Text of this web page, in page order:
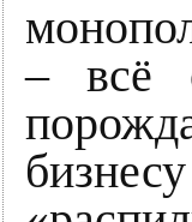
– всё